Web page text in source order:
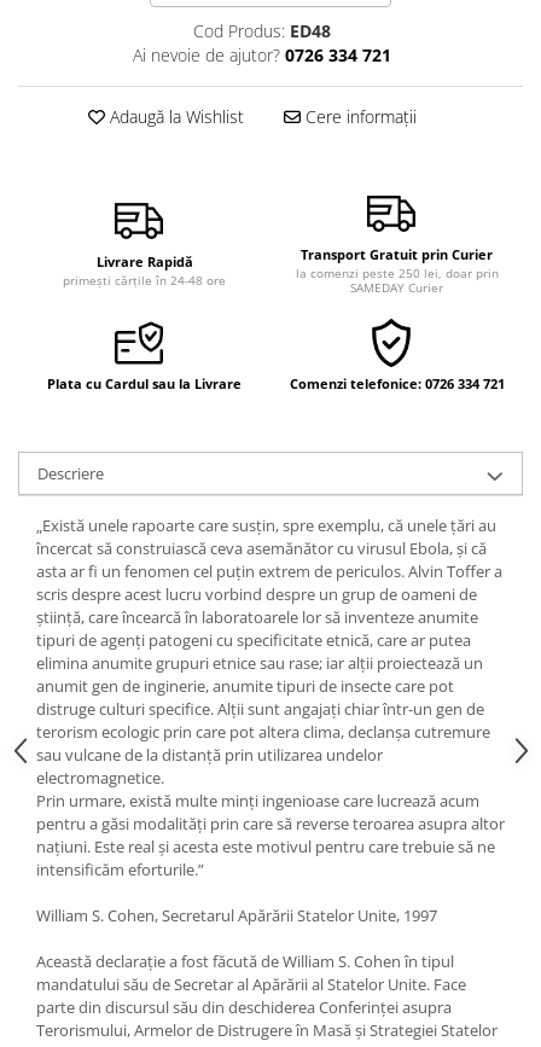
Seria Masaru Emoto
Vindecare spirituală
Viaţa de după moarte
Supă de pui pentru suflet
Yoga
Spiritualitate şi ştiinţă
Cunoaștere
Cod Produs: ED48
Ai nevoie de ajutor? 0726 334 721
Adaugă la Wishlist Cere informații
Livrare Rapidă
primești cărțile în 24-48 ore
Transport Gratuit prin Curier
la comenzi peste 250 lei, doar prin
SAMEDAY Curier
Plata cu Cardul sau la Livrare Comenzi telefonice: 0726 334 721
Descriere
„Există unele rapoarte care susţin, spre exemplu, că unele ţări au
încercat să construiască ceva asemănător cu virusul Ebola, şi că
asta ar fi un fenomen cel puţin extrem de periculos. Alvin Toffer a
scris despre acest lucru vorbind despre un grup de oameni de
ştiinţă, care încearcă în laboratoarele lor să inventeze anumite
tipuri de agenţi patogeni cu specificitate etnică, care ar putea
elimina anumite grupuri etnice sau rase; iar alţii proiectează un
anumit gen de inginerie, anumite tipuri de insecte care pot
distruge culturi specifice. Alţii sunt angajaţi chiar într-un gen de
terorism ecologic prin care pot altera clima, declanşa cutremure
sau vulcane de la distanţă prin utilizarea undelor
electromagnetice.
Prin urmare, există multe minţi ingenioase care lucrează acum
pentru a găsi modalităţi prin care să reverse teroarea asupra altor
naţiuni. Este real şi acesta este motivul pentru care trebuie să ne
intensificăm eforturile.”
William S. Cohen, Secretarul Apărării Statelor Unite, 1997
Această declaraţie a fost făcută de William S. Cohen în tipul
mandatului său de Secretar al Apărării al Statelor Unite. Face
parte din discursul său din deschiderea Conferinţei asupra
Terorismului, Armelor de Distrugere în Masă şi Strategiei Statelor